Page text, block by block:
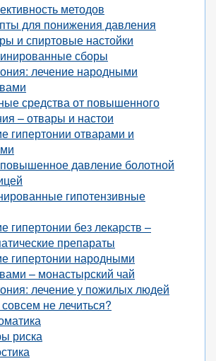
методов
для понижения давления
и спиртовые настойки
сборы
лечение народными
средства от повышенного
– отвары и настои
гипертонии отварами и
давление болотной
гипотензивные
гипертонии без лекарств –
препараты
гипертонии народными
– монастырский чай
лечение у пожилых людей
не лечиться?
риска